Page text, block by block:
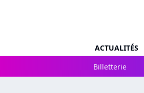
ACTUALITÉS
Billetterie